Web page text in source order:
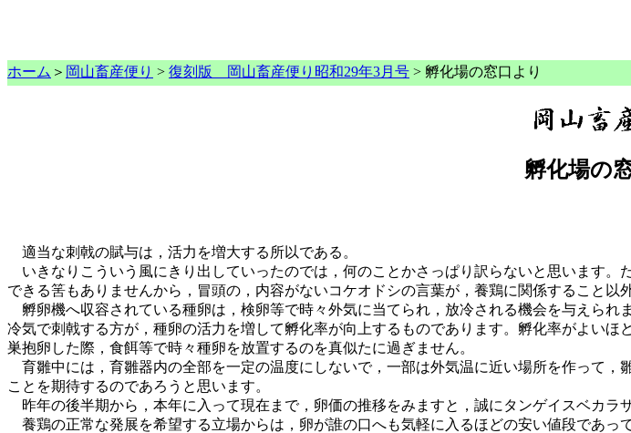
ホーム ＞ 岡山畜産便り > 復刻版 岡山畜産便り昭和29年3月号 > 孵化場の窓口より
孵化場の
適当な刺戟の賦与は，活力を増大する所以である。
いきなりこういう風にきり出していったのでは，何のことかさっぱり訳らないと思います
できる筈もありませんから，冒頭の，内容がないコケオドシの言葉が，養鶏に関係すること以
孵卵機へ収容されている種卵は，検卵等で時々外気に当てられ，放冷される機会を与えら
冷気で刺戟する方が，種卵の活力を増して孵化率が向上するものであります。孵化率がよい
巣抱卵した際，食餌等で時々種卵を放置するのを真似たに過ぎません。
育雛中には，育雛器内の全部を一定の温度にしないで，一部は外気温に近い場所を作って
ことを期待するのであろうと思います。
昨年の後半期から，本年に入って現在まで，卵価の推移をみますと，誠にタンゲイスベカラ
養鶏の正常な発展を希望する立場からは，卵が誰の口へも気軽に入るほどの安い値段であっ